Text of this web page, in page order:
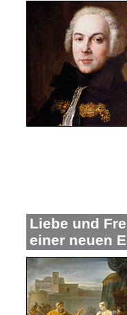
Liebe und
einer neuen